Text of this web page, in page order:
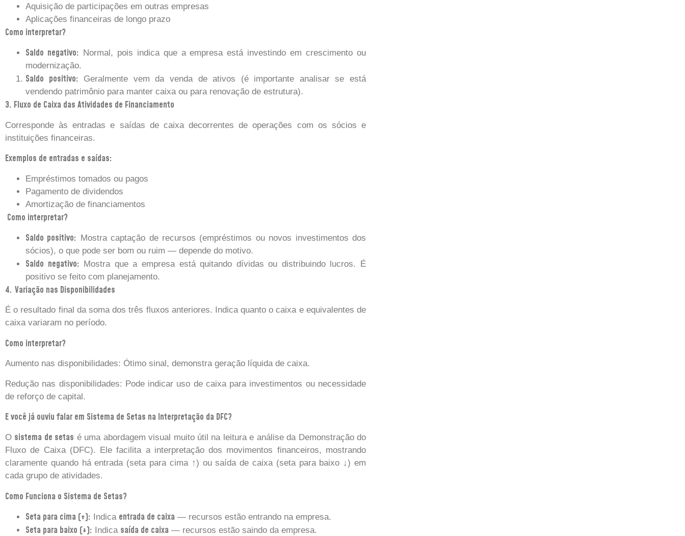
Aquisição de participações em outras empresas
Aplicações financeiras de longo prazo
Como interpretar?
Saldo negativo:
Normal, pois indica que a empresa está investindo em crescimento ou
modernização.
Saldo positivo: Geralmente vem da venda de ativos (é importante analisar se está
vendendo patrimônio para manter caixa ou para renovação de estrutura).
3. Fluxo de Caixa das Atividades de Financiamento
Corresponde às entradas e saídas de caixa decorrentes de operações com os sócios e
instituições financeiras.
Exemplos de entradas e saídas:
Empréstimos tomados ou pagos
Pagamento de dividendos
Amortização de financiamentos
Como interpretar?
Saldo positivo: Mostra captação de recursos (empréstimos ou novos investimentos dos
sócios), o que pode ser bom ou ruim — depende do motivo.
Saldo negativo: Mostra que a empresa está quitando dívidas ou distribuindo lucros. É
positivo se feito com planejamento.
4. Variação nas Disponibilidades
É o resultado final da soma dos três fluxos anteriores. Indica quanto o caixa e equivalentes de
caixa variaram no período.
Como interpretar?
Aumento nas disponibilidades: Ótimo sinal, demonstra geração líquida de caixa.
Redução nas disponibilidades: Pode indicar uso de caixa para investimentos ou necessidade
de reforço de capital.
E você já ouviu falar em Sistema de Setas na Interpretação da DFC?
O sistema de setas é uma abordagem visual muito útil na leitura e análise da Demonstração do
Fluxo de Caixa (DFC). Ele facilita a interpretação dos movimentos financeiros, mostrando
claramente quando há entrada (seta para cima ↑) ou saída de caixa (seta para baixo ↓) em
cada grupo de atividades.
Como Funciona o Sistema de Setas?
Seta para cima (↑): Indica entrada de caixa — recursos estão entrando na empresa.
Seta para baixo (↓): Indica saída de caixa — recursos estão saindo da empresa.